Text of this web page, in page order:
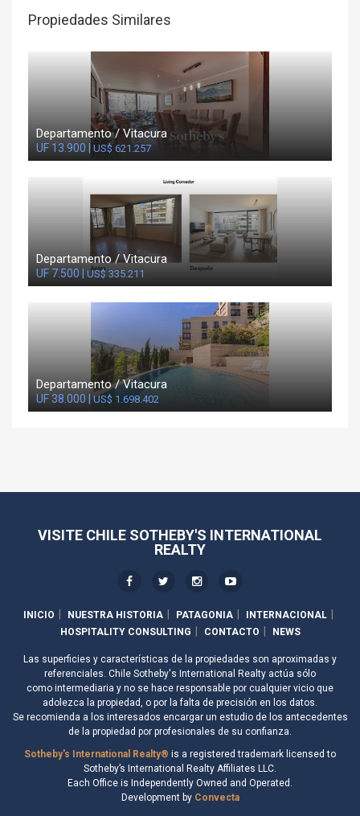
Propiedades Similares
Departamento / Vitacura
UF 13.900 | US$ 621.257
Departamento / Vitacura
UF 7.500 | US$ 335.211
Departamento / Vitacura
UF 38.000 |US$ 1.698.402
VISITE CHILE SOTHEBY'S INTERNATIONAL
REALTY
INICIO NUESTRA HISTORIA PATAGONIA
INTERNACIONAL
HOSPITALITY CONSULTING
CONTACTO NEWS
Las superficies y características de la propiedades son aproximadas y
referenciales. Chile Sotheby's International Realty actúa sólo
como intermediaria y no se hace responsable por cualquier vicio que
adolezca la propiedad, o por la falta de precisión en los datos.
Se recomienda a los interesados encargar un estudio de los antecedentes
de la propiedad por profesionales de su confianza.
Sotheby's International Realty® is a registered trademark licensed to
Sotheby’s International Realty Affiliates LLC.
Each Office is Independently Owned and Operated.
Development by Convecta